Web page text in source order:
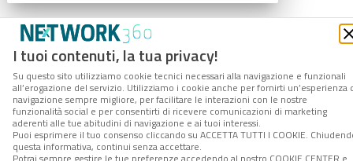
I tuoi contenuti, la tua privacy!
Su questo sito utilizziamo cookie tecnici necessari alla navigazione e funzionali
all’erogazione del servizio. Utilizziamo i cookie anche per fornirti un’esperienza
navigazione sempre migliore, per facilitare le interazioni con le nostre
funzionalità social e per consentirti di ricevere comunicazioni di marketing
aderenti alle tue abitudini di navigazione e ai tuoi interessi.
Puoi esprimere il tuo consenso cliccando su ACCETTA TUTTI I COOKIE.
questa informativa, continui senza accettare.